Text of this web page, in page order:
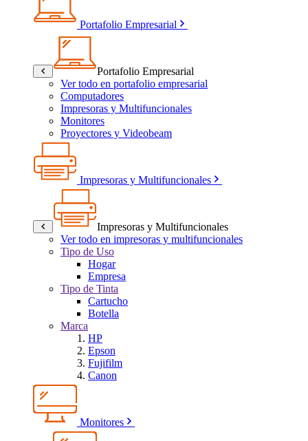
Portafolio Empresarial
Portafolio Empresarial
Ver todo en portafolio empresarial
Computadores
Impresoras y Multifuncionales
Monitores
Proyectores y Videobeam
Impresoras y Multifuncionales
Impresoras y Multifuncionales
Ver todo en impresoras y multifuncionales
Tipo de Uso
Hogar
Empresa
Tipo de Tinta
Cartucho
Botella
Marca
HP
Epson
Fujifilm
Canon
Monitores